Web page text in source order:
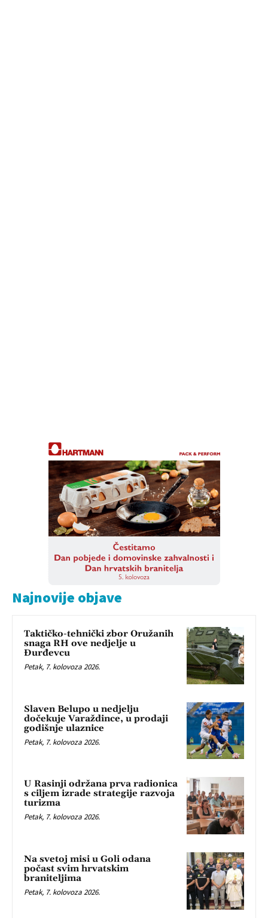
Najnovije objave
Taktičko-tehnički zbor Oružanih
snaga RH ove nedjelje u
Đurđevcu
Petak, 7. kolovoza 2026.
Slaven Belupo u nedjelju
dočekuje Varaždince, u prodaji
godišnje ulaznice
Petak, 7. kolovoza 2026.
U Rasinji održana prva radionica
s ciljem izrade strategije razvoja
turizma
Petak, 7. kolovoza 2026.
Na svetoj misi u Goli odana
počast svim hrvatskim
braniteljima
Petak, 7. kolovoza 2026.